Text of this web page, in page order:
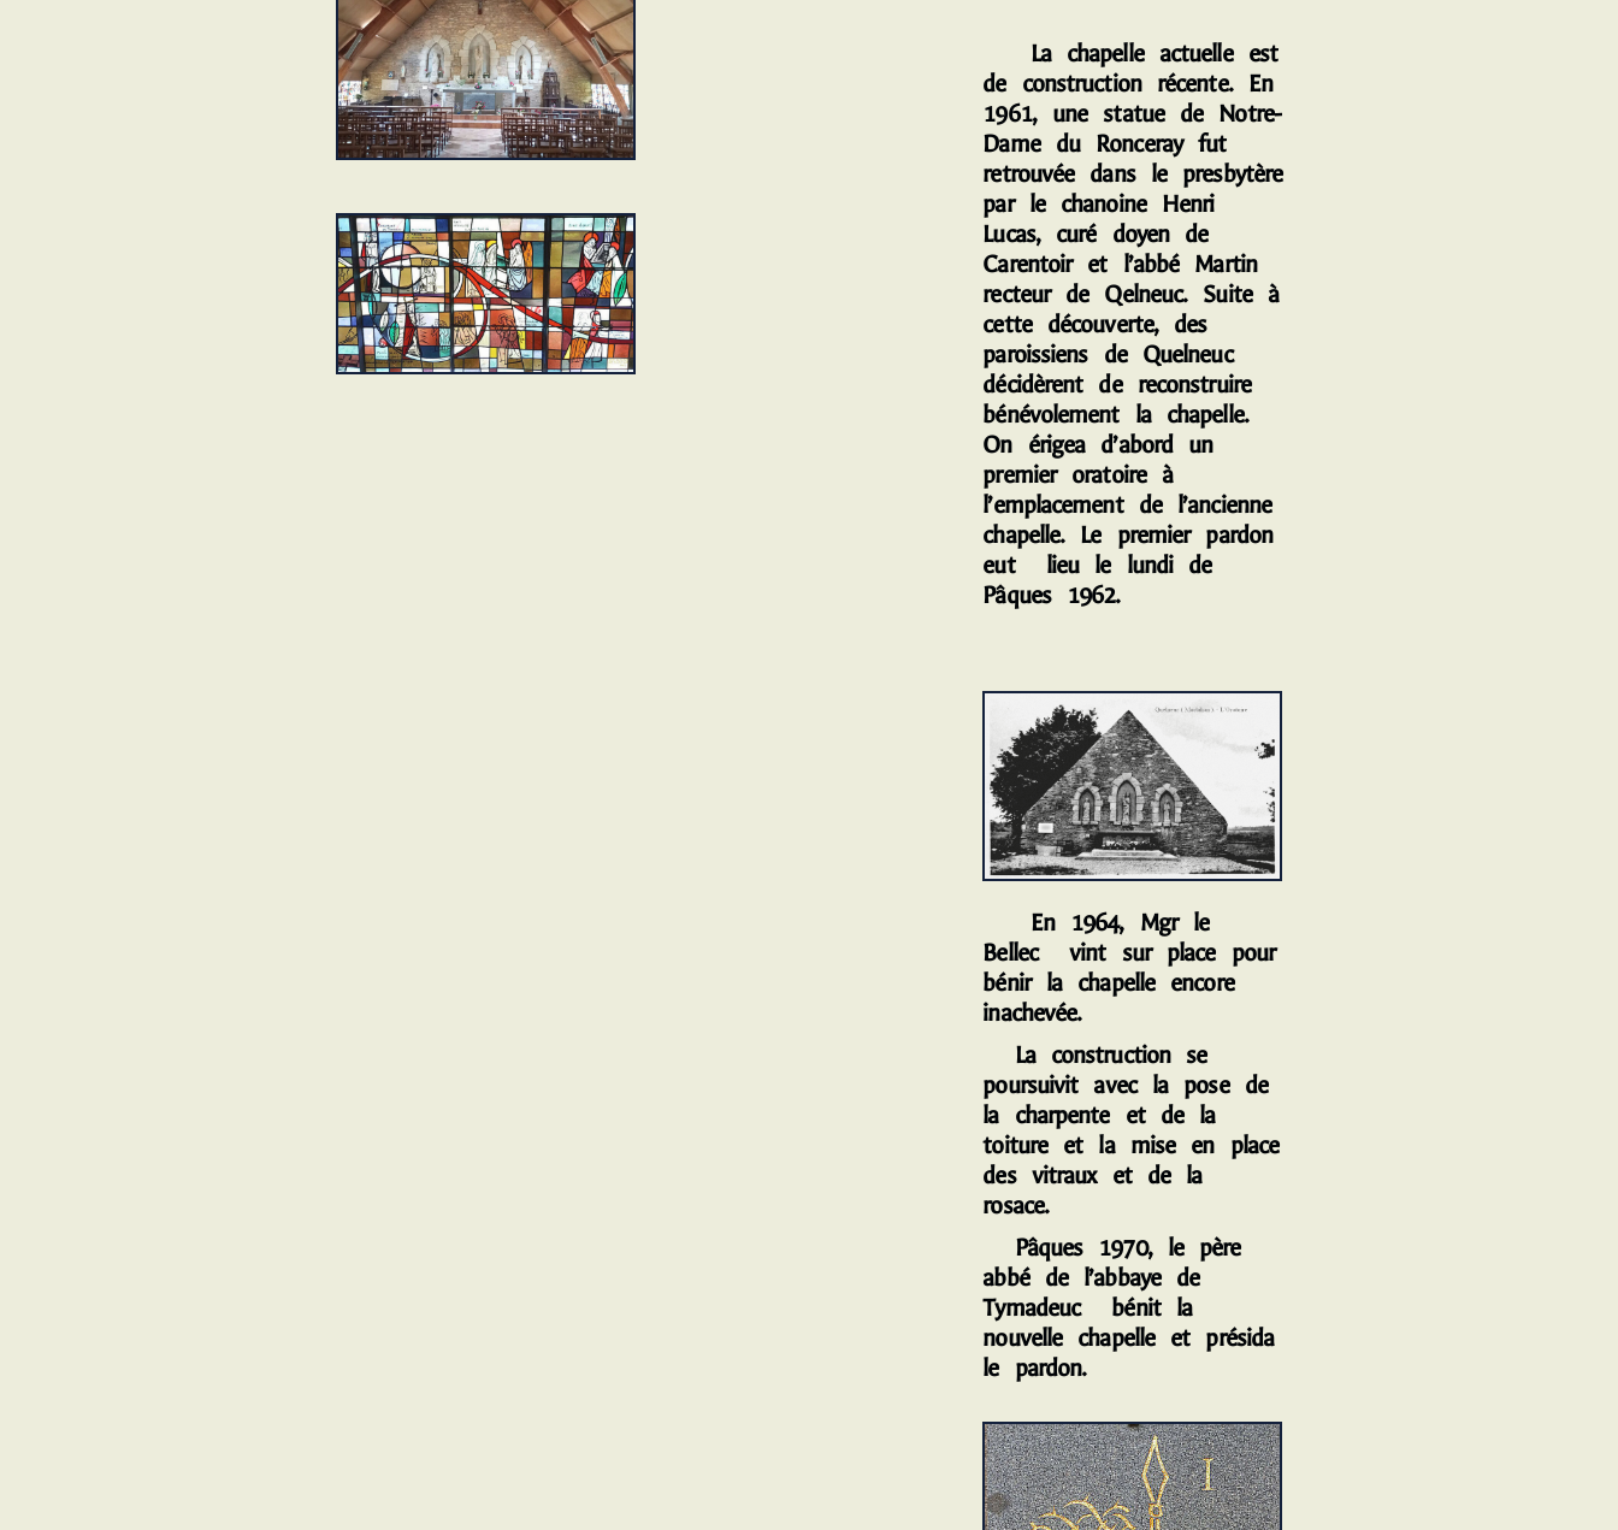
La chapelle actuelle est
de construction récente. En
1961, une statue de Notre-
Dame du Ronceray fut
retrouvée dans le presbytère
par le chanoine Henri
Lucas, curé doyen de
Carentoir et l’abbé Martin
recteur de Qelneuc. Suite à
cette découverte, des
paroissiens de Quelneuc
décidèrent de reconstruire
bénévolement la chapelle.
On érigea d’abord un
premier oratoire à
l’emplacement de l’ancienne
chapelle. Le premier pardon
eut lieu le lundi de
Pâques 1962.
En 1964, Mgr le
Bellec vint sur place pour
bénir la chapelle encore
inachevée.
La construction se
poursuivit avec la pose de
la charpente et de la
toiture et la mise en place
des vitraux et de la
rosace.
Pâques 1970, le père
abbé de l’abbaye de
Tymadeuc bénit la
nouvelle chapelle et présida
le pardon.